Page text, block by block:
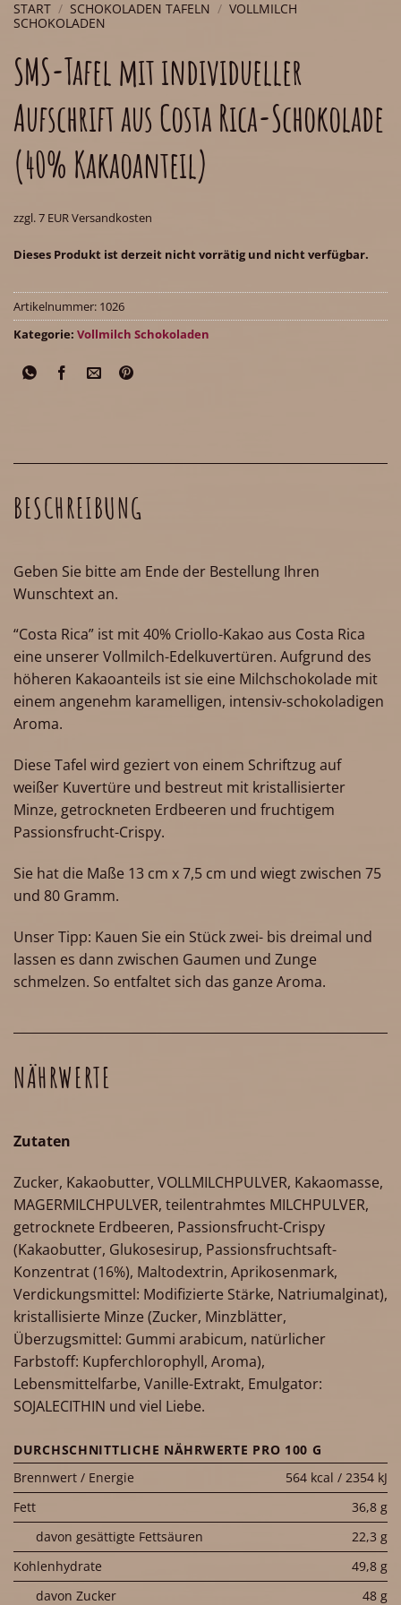
START / SCHOKOLADEN TAFELN / VOLLMILCH
SCHOKOLADEN
SMS-Tafel mit individueller
Aufschrift aus Costa Rica-Schokolade
(40% Kakaoanteil)
zzgl. 7 EUR Versandkosten
Dieses Produkt ist derzeit nicht vorrätig und nicht verfügbar.
Artikelnummer: 1026
Kategorie: Vollmilch Schokoladen
BESCHREIBUNG
Geben Sie bitte am Ende der Bestellung Ihren
Wunschtext an.
“Costa Rica” ist mit 40% Criollo-Kakao aus Costa Rica
eine unserer Vollmilch-Edelkuvertüren. Aufgrund des
höheren Kakaoanteils ist sie eine Milchschokolade mit
einem angenehm karamelligen, intensiv-schokoladigen
Aroma.
Diese Tafel wird geziert von einem Schriftzug auf
weißer Kuvertüre und bestreut mit kristallisierter
Minze, getrockneten Erdbeeren und fruchtigem
Passionsfrucht-Crispy.
Sie hat die Maße 13 cm x 7,5 cm und wiegt zwischen 75
und 80 Gramm.
Unser Tipp: Kauen Sie ein Stück zwei- bis dreimal und
lassen es dann zwischen Gaumen und Zunge
schmelzen. So entfaltet sich das ganze Aroma.
NÄHRWERTE
Zutaten
Zucker, Kakaobutter, VOLLMILCHPULVER, Kakaomasse,
MAGERMILCHPULVER, teilentrahmtes MILCHPULVER,
getrocknete Erdbeeren, Passionsfrucht-Crispy
(Kakaobutter, Glukosesirup, Passionsfruchtsaft-
Konzentrat (16%), Maltodextrin, Aprikosenmark,
Verdickungsmittel: Modifizierte Stärke, Natriumalginat),
kristallisierte Minze (Zucker, Minzblätter,
Überzugsmittel: Gummi arabicum, natürlicher
Farbstoff: Kupferchlorophyll, Aroma),
Lebensmittelfarbe, Vanille-Extrakt, Emulgator:
SOJALECITHIN und viel Liebe.
DURCHSCHNITTLICHE NÄHRWERTE PRO 100 G
Brennwert / Energie
564 kcal / 2354 kJ
Fett
36,8 g
davon gesättigte Fettsäuren
22,3 g
Kohlenhydrate
49,8 g
davon Zucker
48 g